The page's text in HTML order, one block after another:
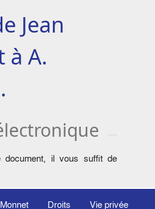
Jean
à A.
document, il vous suffit de
Droits Vie privée